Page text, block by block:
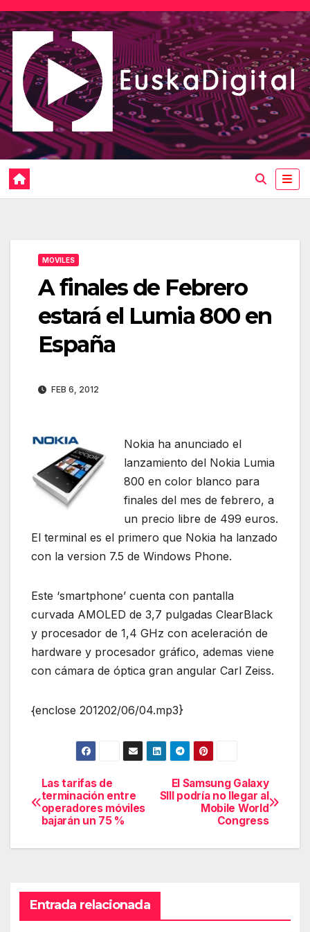
Saltar
al
contenido
MOVILES
A finales de Febrero
estará el Lumia 800 en
España
FEB 6, 2012
Nokia ha anunciado el
lanzamiento del Nokia Lumia
800 en color blanco para
finales del mes de febrero, a
un precio libre de 499 euros.
El terminal es el primero que Nokia ha lanzado
con la version 7.5 de Windows Phone.
Este ‘smartphone’ cuenta con pantalla
curvada AMOLED de 3,7 pulgadas ClearBlack
y procesador de 1,4 GHz con aceleración de
hardware y procesador gráfico, ademas viene
con cámara de óptica gran angular Carl Zeiss.
{enclose 201202/06/04.mp3}
Navegación
de
entradas
El Samsung Galaxy
SIII podría no llegar al
Mobile World
Congress
Las tarifas de
terminación entre
operadores móviles
bajarán un 75 %
Entrada relacionada